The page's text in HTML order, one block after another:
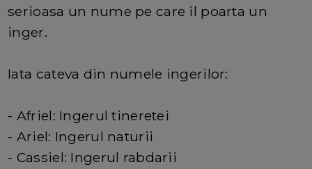
serioasa un nume pe care il poarta un
inger.
Iata cateva din numele ingerilor:
- Afriel: Ingerul tineretei
- Ariel: Ingerul naturii
- Cassiel: Ingerul rabdarii